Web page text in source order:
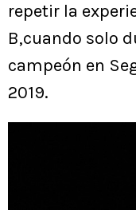
repetir la
B,cuando solo
campeón en
2019.